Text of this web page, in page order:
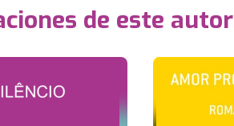
de este autor